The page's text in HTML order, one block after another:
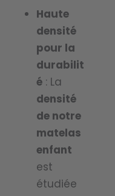
nes
sujette
s aux
allergie
s ou
toute
person
recher
chant
Haute
densité
pour la
durabilit
é: La
densité
de notre
matelas
enfant
est
étudiée